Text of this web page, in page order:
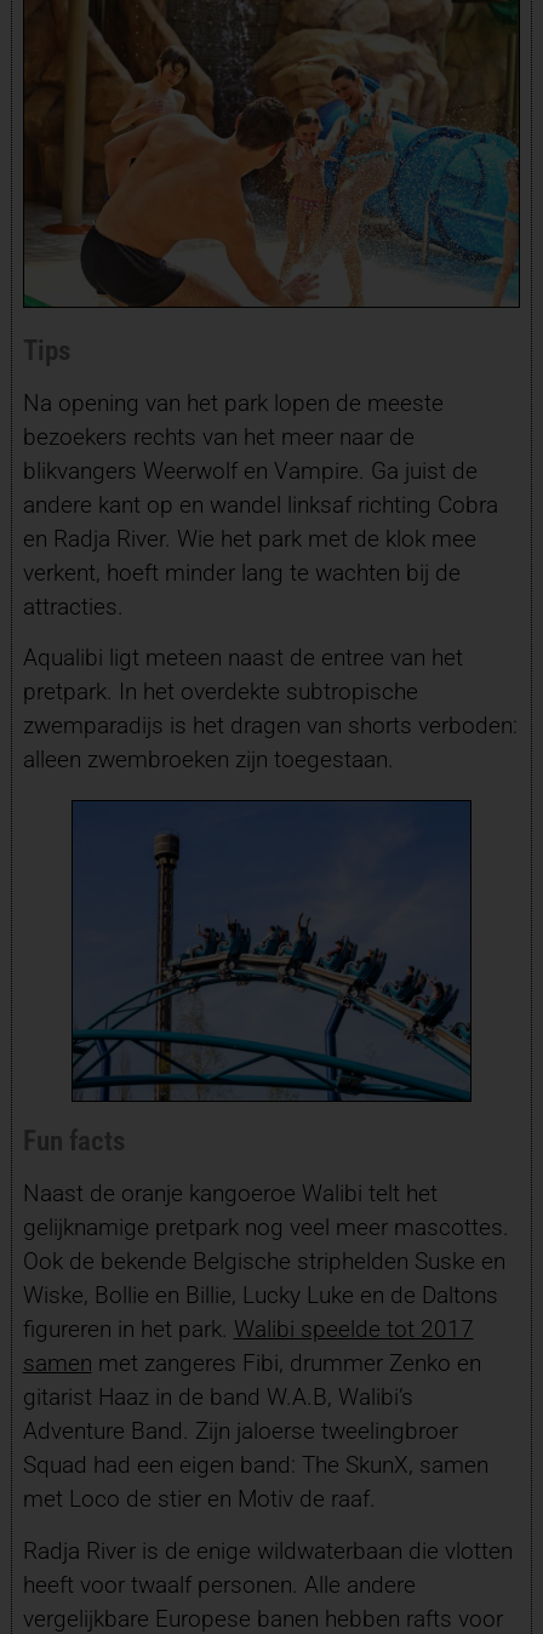
Tips
Na opening van het park lopen de meeste
bezoekers rechts van het meer naar de
blikvangers Weerwolf en Vampire. Ga juist de
andere kant op en wandel linksaf richting Cobra
en Radja River. Wie het park met de klok mee
verkent, hoeft minder lang te wachten bij de
attracties.
Aqualibi ligt meteen naast de entree van het
pretpark. In het overdekte subtropische
zwemparadijs is het dragen van shorts verboden:
alleen zwembroeken zijn toegestaan.
Fun facts
Naast de oranje kangoeroe Walibi telt het
gelijknamige pretpark nog veel meer mascottes.
Ook de bekende Belgische striphelden Suske en
Wiske, Bollie en Billie, Lucky Luke en de Daltons
figureren in het park. Walibi speelde tot 2017
samen met zangeres Fibi, drummer Zenko en
gitarist Haaz in de band W.A.B, Walibi’s
Adventure Band. Zijn jaloerse tweelingbroer
Squad had een eigen band: The SkunX, samen
met Loco de stier en Motiv de raaf.
Radja River is de enige wildwaterbaan die vlotten
heeft voor twaalf personen. Alle andere
vergelijkbare Europese banen hebben rafts voor